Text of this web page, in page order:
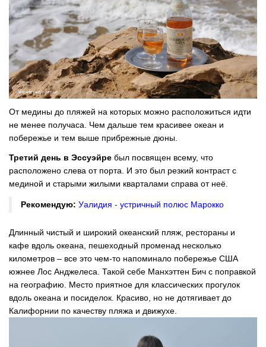
От медины до пляжей на которых можно расположиться идти
не менее получаса. Чем дальше тем красивее океан и
побережье и тем выше прибрежные дюны.
Третий день в Эссуэйре был посвящен всему, что
расположено слева от порта. И это был резкий контраст с
мединой и старыми жилыми кварталами справа от неё.
Рекомендую: Уалидия - устричный полюс Марокко
Длинный чистый и широкий океанский пляж, рестораны и
кафе вдоль океана, пешеходный променад несколько
километров – все это чем-то напоминало побережье США
южнее Лос Анджелеса. Такой себе Манхэттен Бич с поправкой
на географию. Место приятное для классических прогулок
вдоль океана и посиделок. Красиво, но не дотягивает до
Калифорнии по качеству пляжа и движухе.